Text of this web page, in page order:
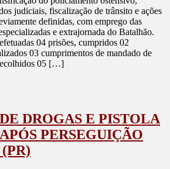
TOTAL
BRASIL
25
TEM
BONS
BPM
judiciais, fiscalização de trânsito e ações
definidas, com emprego das
e extrajornada do Batalhão.
04 prisões, cumpridos 02
03 cumprimentos de mandado de
05 […]
DROGAS E PISTOLA
PERSEGUIÇÃO